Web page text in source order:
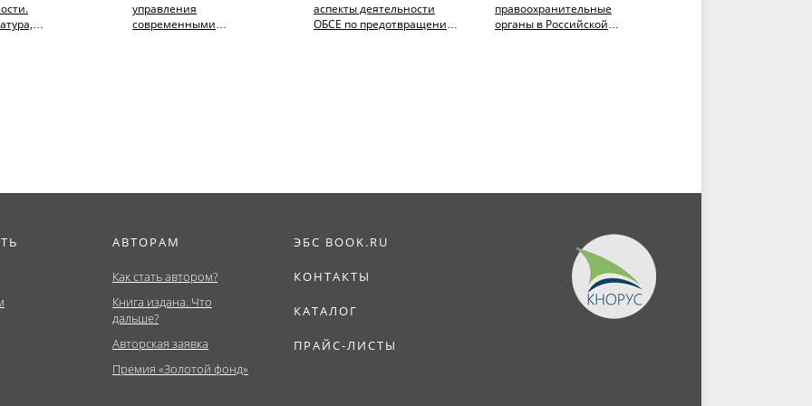
управления
современными
аспекты деятельности
ОБСЕ по предотвращению
правоохранительные
органы в Российской
АВТОРАМ
Как стать автором?
Книга издана. Что
дальше?
Авторская заявка
Премия «Золотой фонд»
ЭБС BOOK.RU
КОНТАКТЫ
КАТАЛОГ
ПРАЙС-ЛИСТЫ